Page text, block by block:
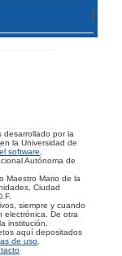
desarrollado por la
en la Universidad de
software.
Autónoma de
Maestro Mario de la
Ciudad
siempre y cuando
electrónica. De otra
institución.
aquí depositados
de uso.